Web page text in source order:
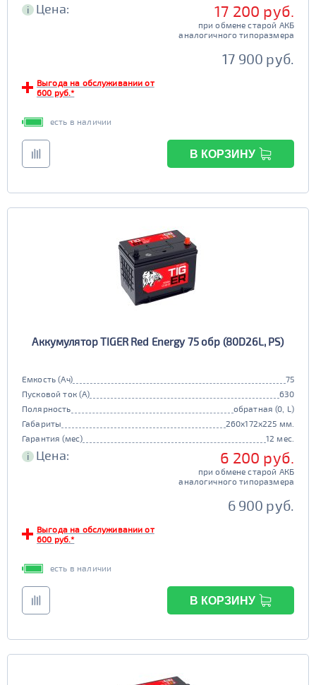
i Цена: 17 200 руб.
при обмене старой АКБ
аналогичного типоразмера
17 900 руб.
Выгода на обслуживании от
600 руб.*
есть в наличии
В КОРЗИНУ
Аккумулятор TIGER Red Energy 75 обр (80D26L, PS)
Емкость (Ач)
75
Пусковой ток (А)
630
Полярность
обратная (0, L)
Габариты
260x172x225 мм.
Гарантия (мес)
12 мес.
i Цена: 6 200 руб.
при обмене старой АКБ
аналогичного типоразмера
6 900 руб.
Выгода на обслуживании от
600 руб.*
есть в наличии
В КОРЗИНУ